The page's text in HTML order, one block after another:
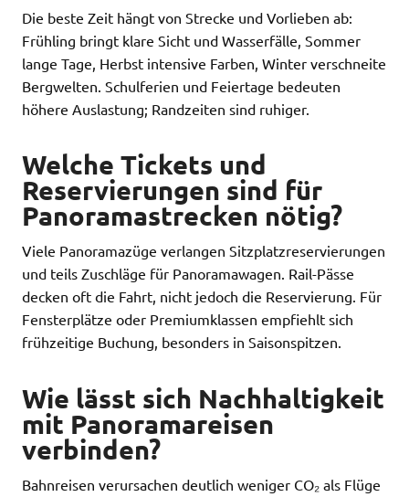
Die beste Zeit hängt von Strecke und Vorlieben ab:
Frühling bringt klare Sicht und Wasserfälle, Sommer
lange Tage, Herbst intensive Farben, Winter verschneite
Bergwelten. Schulferien und Feiertage bedeuten
höhere Auslastung; Randzeiten sind ruhiger.
Welche Tickets und
Reservierungen sind für
Panoramastrecken nötig?
Viele Panoramazüge verlangen Sitzplatzreservierungen
und teils Zuschläge für Panoramawagen. Rail-Pässe
decken oft die Fahrt, nicht jedoch die Reservierung. Für
Fensterplätze oder Premiumklassen empfiehlt sich
frühzeitige Buchung, besonders in Saisonspitzen.
Wie lässt sich Nachhaltigkeit
mit Panoramareisen
verbinden?
Bahnreisen verursachen deutlich weniger CO₂ als Flüge